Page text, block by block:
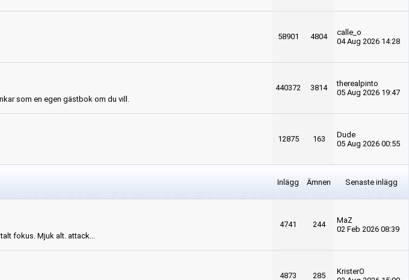
58901 4804
calle_o
04 Aug 2026 14:28
som en egen gästbok om du vill.
440372 3814
therealpinto
05 Aug 2026 19:47
12875 163
Dude
05 Aug 2026 00:55
Inlägg Ämnen Senaste inlägg
fokus. Mjuk alt. attack...
4741 244
MaZ
02 Feb 2026 08:39
4873 285
KristerO